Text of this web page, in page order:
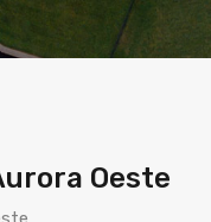
Oeste